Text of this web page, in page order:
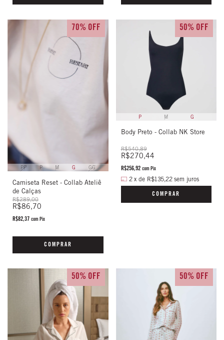
PP P M G GG
Camiseta Reset - Collab Ateliê
de Calças
R$289,00
R$86,70
70% OFF
R$82,37 com Pix
COMPRAR
P M G
Body Preto - Collab NK Store
R$540,89
R$270,44
50% OFF
R$256,92 com Pix
2 x de R$135,22 sem juros
COMPRAR
50% OFF 50% OFF